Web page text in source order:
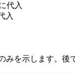
代入
入
を示します。後